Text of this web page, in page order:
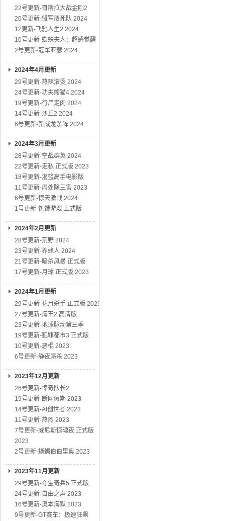
22号更新-哥斯拉大战金刚2
20号更新-盟军敢死队 2024
12更新-飞驰人生2 2024
10号更新-蜘蛛夫人：超感觉醒
2号更新-冠军亚瑟 2024
2024年4月更新
29号更新-热辣滚烫 2024
24号更新-功夫熊猫4 2024
19号更新-行尸走肉 2024
14号更新-沙丘2 2024
6号更新-新威龙杀阵 2024
2024年3月更新
28号更新-空战群英 2024
22号更新-走私 正式版 2023
18号更新-灌篮高手电影版
11号更新-周处除三害 2023
6号更新-惊天激战 2024
1号更新-饥饿游戏 正式版
2024年2月更新
28号更新-荒野 2024
23号更新-养蜂人 2024
21号更新-暗杀风暴 正式版
17号更新-月球 正式版 2023
2024年1月更新
29号更新-花月杀手 正式版 2023
27号更新-海王2 高清版
23号更新-地球脉动第三季
19号更新-犯罪都市3 正式版
10号更新-恶棍 2023
6号更新-静夜厮杀 2023
2023年12月更新
26号更新-惊奇队长2
19号更新-断网假期 2023
14号更新-AI创世者 2023
11号更新-热烈 2023
7号更新-威尼斯惊魂夜 正式版
2023
2号更新-蜥蜴伯伯里奥 2023
2023年11月更新
29号更新-夺宝奇兵5 正式版
24号更新-自由之声 2023
16号更新-奥本海默 2023
9号更新-GT赛车：极速狂飙